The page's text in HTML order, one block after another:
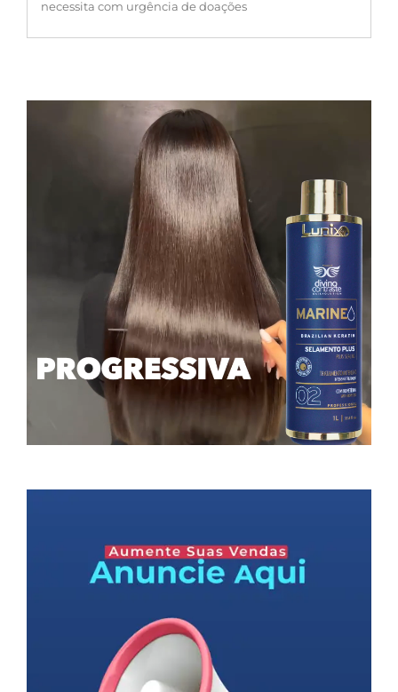
necessita com urgência de doações